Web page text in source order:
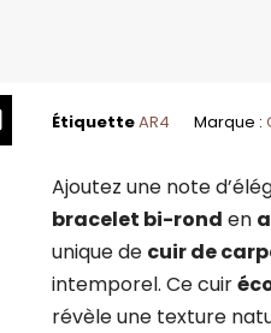
ÉtiquetteAR4 Marque :
Ajoutez une note
bracelet bi-rond en
unique de cuir de
intemporel. Ce cuir
révèle une texture